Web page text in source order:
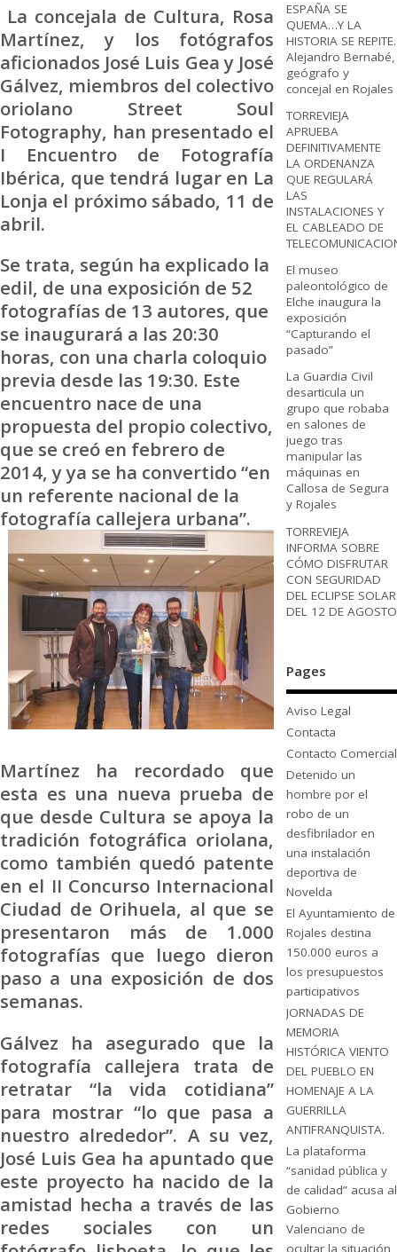
La concejala de Cultura, Rosa
Martínez, y los fotógrafos
aficionados José Luis Gea y José
Gálvez, miembros del colectivo
oriolano Street Soul
Fotography, han presentado el
I Encuentro de Fotografía
Ibérica, que tendrá lugar en La
Lonja el próximo sábado, 11 de
abril.
Se trata, según ha explicado la
edil, de una exposición de 52
fotografías de 13 autores, que
se inaugurará a las 20:30
horas, con una charla coloquio
previa desde las 19:30. Este
encuentro nace de una
propuesta del propio colectivo,
que se creó en febrero de
2014, y ya se ha convertido “en
un referente nacional de la
fotografía callejera urbana”.
Martínez ha recordado que
esta es una nueva prueba de
que desde Cultura se apoya la
tradición fotográfica oriolana,
como también quedó patente
en el II Concurso Internacional
Ciudad de Orihuela, al que se
presentaron más de 1.000
fotografías que luego dieron
paso a una exposición de dos
semanas.
Gálvez ha asegurado que la
fotografía callejera trata de
retratar “la vida cotidiana”
para mostrar “lo que pasa a
nuestro alrededor”. A su vez,
José Luis Gea ha apuntado que
este proyecto ha nacido de la
amistad hecha a través de las
redes sociales con un
ESPAÑA SE
QUEMA…Y LA
HISTORIA SE REPITE.
Alejandro Bernabé,
geógrafo y
concejal en Rojales
TORREVIEJA
APRUEBA
DEFINITIVAMENTE
LA ORDENANZA
QUE REGULARÁ
LAS
INSTALACIONES Y
EL CABLEADO DE
El museo
paleontológico de
Elche inaugura la
exposición
“Capturando el
pasado”
La Guardia Civil
desarticula un
grupo que robaba
en salones de
juego tras
manipular las
máquinas en
Callosa de Segura
y Rojales
TORREVIEJA
INFORMA SOBRE
CÓMO DISFRUTAR
CON SEGURIDAD
DEL ECLIPSE SOLAR
DEL 12 DE AGOSTO
Pages
Aviso Legal
Contacta
Contacto Comercial
Detenido un
hombre por el
robo de un
desfibrilador en
una instalación
deportiva de
Novelda
El Ayuntamiento de
Rojales destina
150.000 euros a
los presupuestos
participativos
JORNADAS DE
MEMORIA
HISTÓRICA VIENTO
DEL PUEBLO EN
HOMENAJE A LA
GUERRILLA
ANTIFRANQUISTA.
La plataforma
“sanidad pública y
de calidad” acusa al
Gobierno
Valenciano de
ocultar la situación